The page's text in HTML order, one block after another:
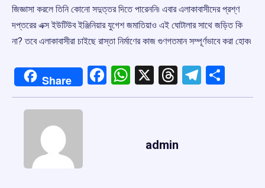
জিজ্ঞাসা করলে তিনি কোনো সদুত্তর দিতে পারেননি৷ এবার এলাকাবাসীদের প্রশ্ণ
দপ্তরের এক্স ইউটিউব ইঞ্জিনিয়ার যুগেশ জমাতিয়াও এই ঘোটালার সাথে জড়িত কি
না? তবে এলাকাবাসীরা চাইছে রাস্তা নির্মাণের কাজ গুণগতমান সম্পূর্ণভাবে করা হোক৷
Share Facebook
WhatsApp
X Threads
admin